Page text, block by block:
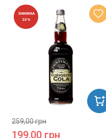
ЗНИЖКА
23%
259,00 грн
199,00 грн